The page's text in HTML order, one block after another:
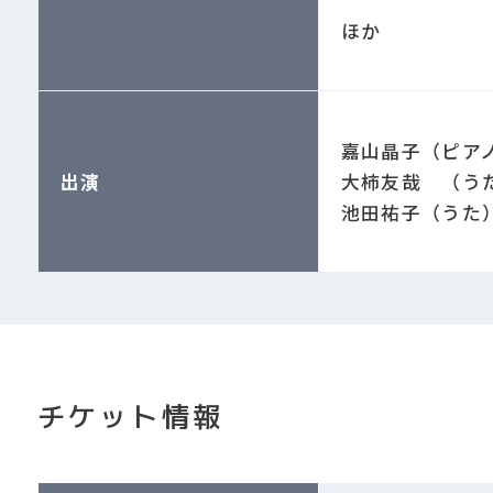
ほか
出演
嘉山晶子（ピア
大柿友哉 （う
池田祐子（うた）
チケット情報